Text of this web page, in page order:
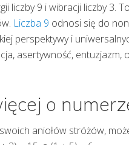
liczby 9 i wibracji liczby 3.
Liczba 9 odnosi się do
perspektywy i
asertywność, entuzjazm,
o
swoich aniołów stróżów,